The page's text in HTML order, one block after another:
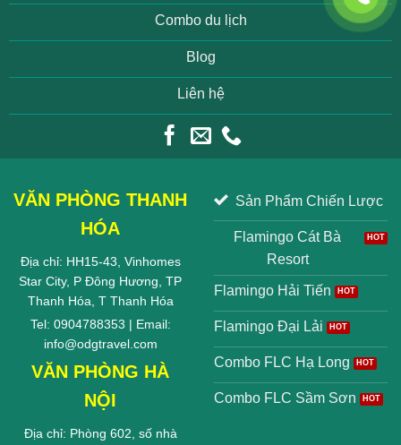
Combo du lịch
Blog
Liên hệ
VĂN PHÒNG THANH
HÓA
Địa chỉ: HH15-43, Vinhomes
Star City, P Đông Hương, TP
Thanh Hóa, T Thanh Hóa
Tel: 0904788353 | Email:
info@odgtravel.com
VĂN PHÒNG HÀ
NỘI
Địa chỉ: Phòng 602, số nhà
Sản Phẩm Chiến Lược
Flamingo Cát Bà
Resort
Flamingo Hải Tiến
Flamingo Đại Lải
Combo FLC Hạ Long
Combo FLC Sầm Sơn